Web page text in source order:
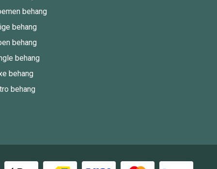
behang
behang
behang
behang
behang
behang